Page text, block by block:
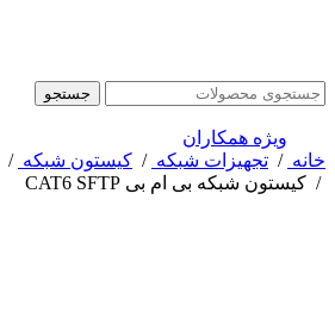
جستجو
ویژه همکاران
خانه / تجهیزات شبکه / کیستون شبکه /
/ کیستون شبکه بی ام بی CAT6 SFTP